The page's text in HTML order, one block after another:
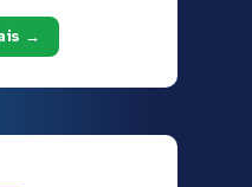
→